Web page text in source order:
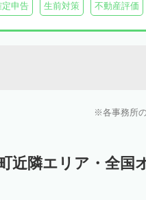
定申告 生前対策 不動産評価
各事務所
近隣エリア・全国